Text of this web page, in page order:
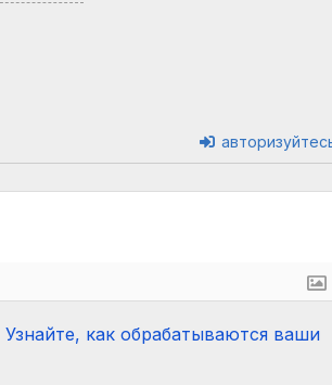
Узнайте, как обрабатываются ваши